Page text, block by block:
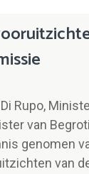
Rupo,
van
genomen
van